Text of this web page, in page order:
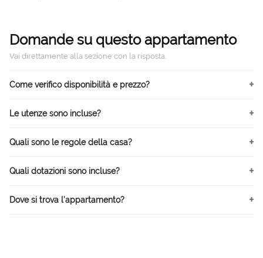
Domande su questo appartamento
Vai direttamente alla sezione con la risposta.
Come verifico disponibilità e prezzo?
Le utenze sono incluse?
Quali sono le regole della casa?
Quali dotazioni sono incluse?
Dove si trova l’appartamento?